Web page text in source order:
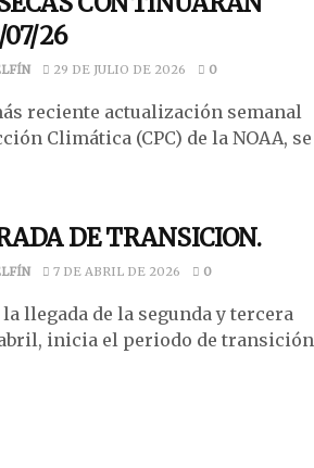
07/26
29 DE JULIO DE 2026 0
reciente actualización semanal
Climática (CPC) de la NOAA, se
DE TRANSICION.
7 DE ABRIL DE 2026 0
llegada de la segunda y tercera
inicia el periodo de transición